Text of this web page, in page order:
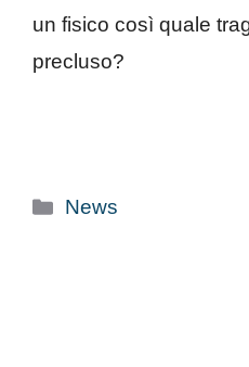
un fisico così quale
precluso?
Categorie
News